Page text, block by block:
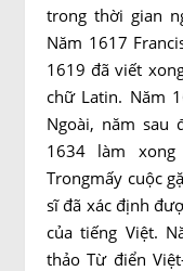
trong thời gian
Năm 1617
1619 đã viết
chữ Latin. Năm
Ngoài, năm sau
1634 làm
Trongmấy cuộc
sĩ đã xác định
của tiếng Việt.
thảo Từ điển